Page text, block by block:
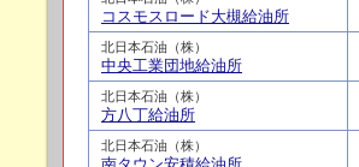
コスモスロード大槻給油所
北日本石油（株）
中央工業団地給油所
北日本石油（株）
方八丁給油所
北日本石油（株）